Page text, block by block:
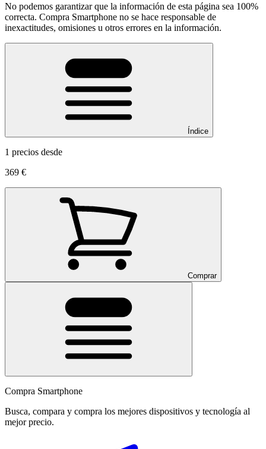
No podemos garantizar que la información de esta página sea 100%
correcta. Compra Smartphone no se hace responsable de
inexactitudes, omisiones u otros errores en la información.
Índice
1 precios desde
369 €
Comprar
Compra Smartphone
Busca, compara y compra los mejores dispositivos y tecnología al
mejor precio.